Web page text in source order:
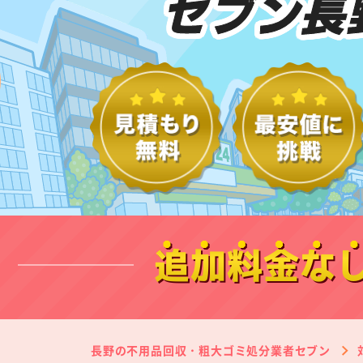
セブン長
追加料金な
長野の不用品回収・粗大ゴミ処分業者セブン